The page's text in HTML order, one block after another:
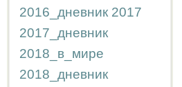
2016_дневник 2017
2017_дневник
2018_в_мире
2018_дневник